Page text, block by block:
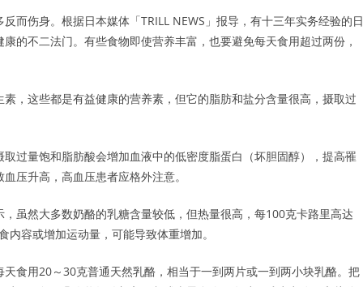
而伤身。根据日本媒体「TRILL NEWS」报导，有十三年实务经验的日
的不二法门。有些食物即使营养丰富，也要避免每天食用超过两份，
，这些都是有益健康的营养素，但它的脂肪和盐分含量很高，摄取过
过量饱和脂肪酸会增加血液中的低密度脂蛋白（坏胆固醇），提高罹
压升高，高血压患者应格外注意。
虽然大多数奶酪的乳糖含量较低，但热量很高，每100克卡路里高达
容或增加运动量，可能导致体重增加。
食用20～30克普通天然乳酪，相当于一到两片或一到两小块乳酪。把